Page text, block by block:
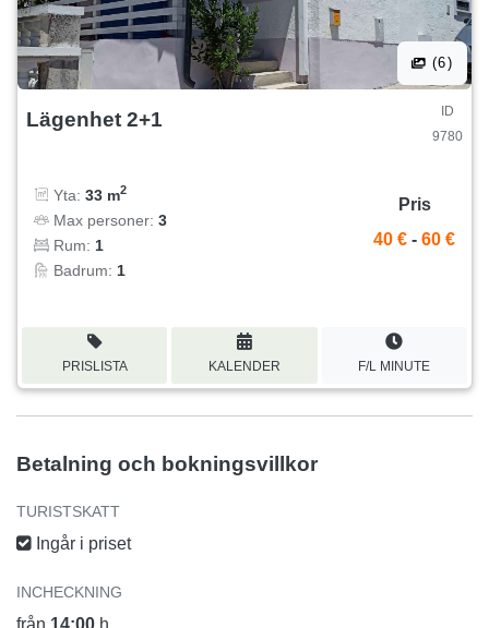
(6)
Lägenhet 2+1
ID
9780
Yta: 33 m2
Max personer: 3
Rum: 1
Badrum: 1
Pris
40 € - 60 €
PRISLISTA KALENDER F/L MINUTE
Betalning och bokningsvillkor
TURISTSKATT
Ingår i priset
INCHECKNING
från 14:00 h